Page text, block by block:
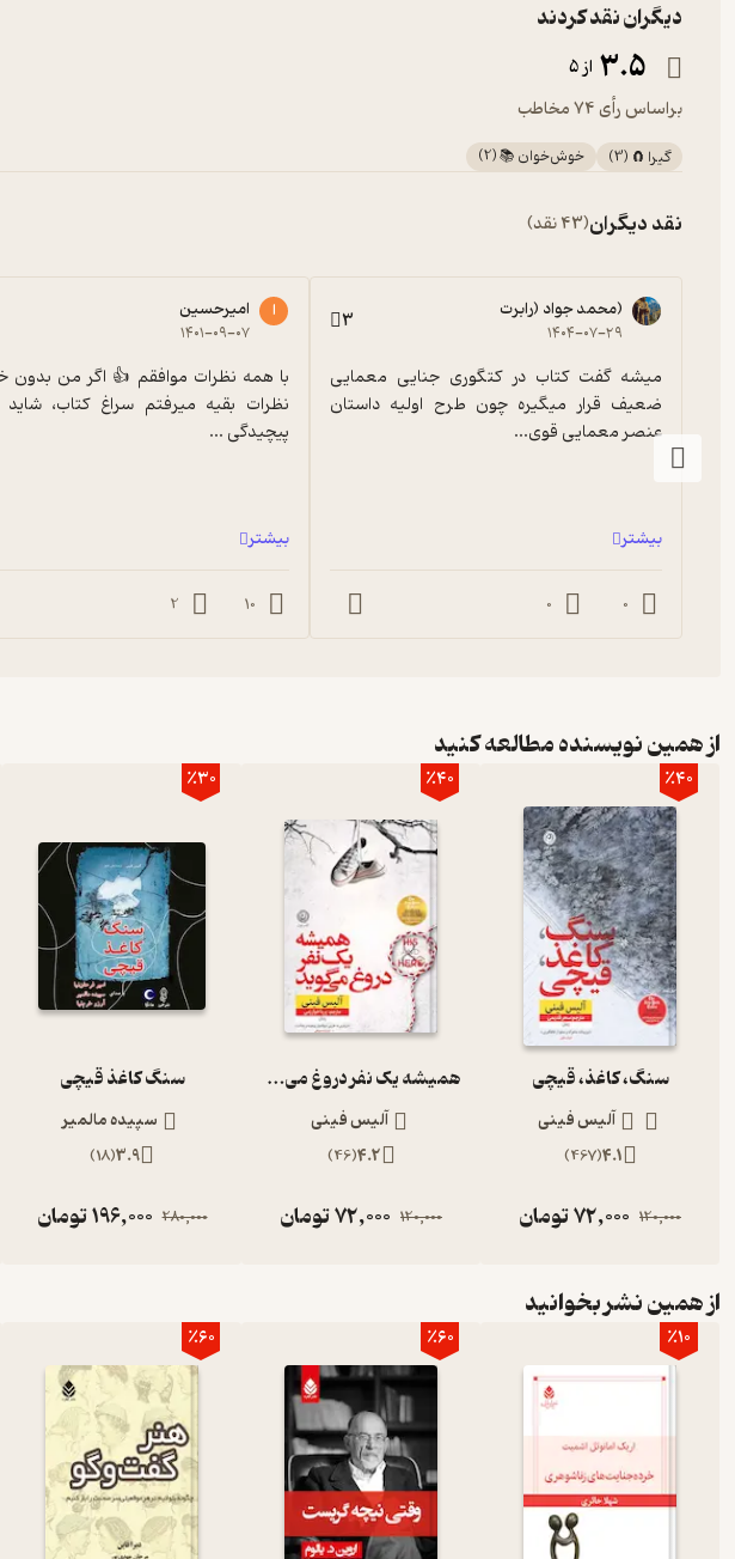
دیگران نقد کردند
3.5 از 5
براساس رأی 74 مخاطب
گیرا 🧲 (
3
) خوش‌خوان 📚(
2
)
نقد دیگران(43 نقد)
محمد جواد (رابرت)
۱۴۰۴-۰۷-۲۹ 3
عنصر معمایی قوی...
بیشتر
0
0
ا امیرحسین
۱۴۰۱-۰۹-۰۷
پیچیدگی ...
بیشتر
10
2
از همین نویسنده مطالعه کنید
٪40
سنگ، کاغذ، قیچی
آلیس فینی
4.1
(
467
)
120,000
72,000تومان
٪40
همیشه یک نفر دروغ می‌گوید
آلیس فینی
4.2
(
46
)
120,000
72,000تومان
٪30
سنگ کاغذ قیچی
سپیده مالمیر
3.9
(
18
)
280,000
196,000تومان
از همین نشر بخوانید
٪10 ٪60 ٪60